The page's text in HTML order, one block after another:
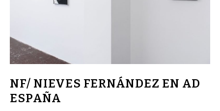
NF/ NIEVES FERNÁNDEZ EN AD
ESPAÑA